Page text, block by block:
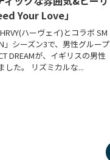
Your Love」
ハーヴェイ)とコラボ SM
」シーズン3で、男性グループ
DREAMが、イギリスの男性
した。 リズミカルな...